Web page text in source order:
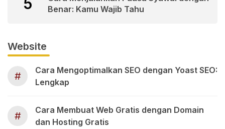
Benar: Kamu Wajib Tahu
Website
#
Cara Mengoptimalkan SEO dengan Yoast SEO:
Lengkap
#
Cara Membuat Web Gratis dengan Domain
dan Hosting Gratis